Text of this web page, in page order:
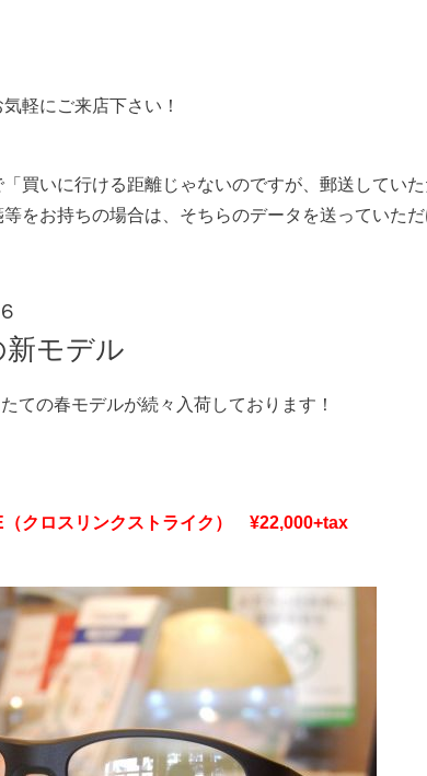
軽にご来店下さい！
買いに行ける距離じゃないのですが、郵送してい
をお持ちの場合は、そちらのデータを送っていた
新モデル
ての春モデルが続々入荷しております！
クロスリンクストライク） ¥22,000+tax